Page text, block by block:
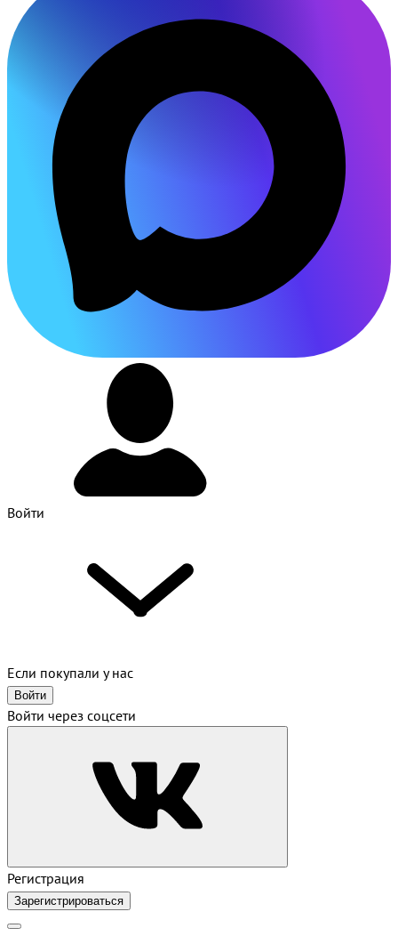
Войти
Если покупали у нас
Войти
Войти через соцсети
Регистрация
Зарегистрироваться